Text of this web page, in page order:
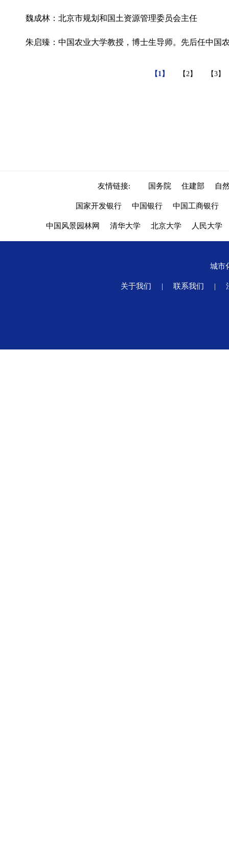
魏成林：北京市规划和国土资源管理委员会主任
朱启臻：中国农业大学教授，博士生导师。先后任中国
【1】 【2】 【3】
友情链接: 国务院 住建部 自
国家开发银行 中国银行 中国工商银行
中国风景园林网 清华大学 北京大学 人民大学
城市
关于我们 | 联系我们 |